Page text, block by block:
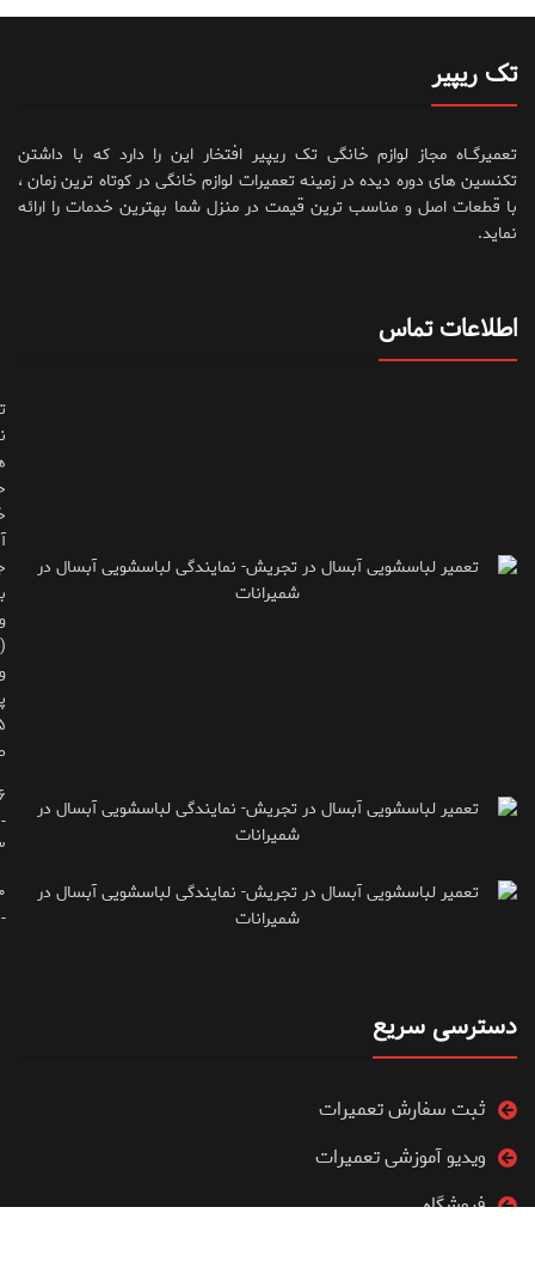
تک ریپیر
تعمیرگــاه مجاز لوازم خانگی تک ریپیر افتخار این را دارد که با داشتن
تکنسین های دوره دیده در زمینه تعمیرات لوازم خانگی در کوتاه ترین زمان ،
با قطعات اصل و مناسب ترین قیمت در منزل شما بهترین خدمات را ارائه
نماید.
اطلاعات تماس
-
-
دسترسی سریع
ثبت سفارش تعمیرات
ویدیو آموزشی تعمیرات
فروشگاه